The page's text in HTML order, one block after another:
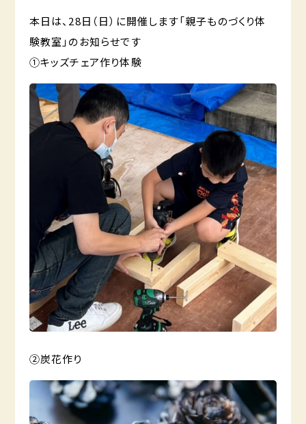
本日は、28日（日）に開催します「親子ものづくり体
験教室」のお知らせです
①キッズチェア作り体験
②炭花作り